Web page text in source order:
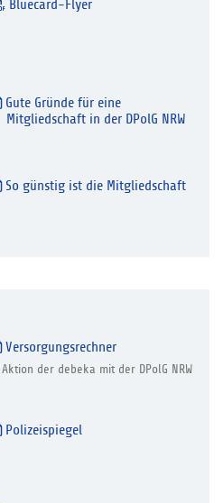
Bluecard-Flyer
Gute Gründe für eine
Mitgliedschaft in der DPolG NRW
So günstig ist die Mitgliedschaft
Versorgungsrechner
Aktion der debeka mit der DPolG NRW
Polizeispiegel